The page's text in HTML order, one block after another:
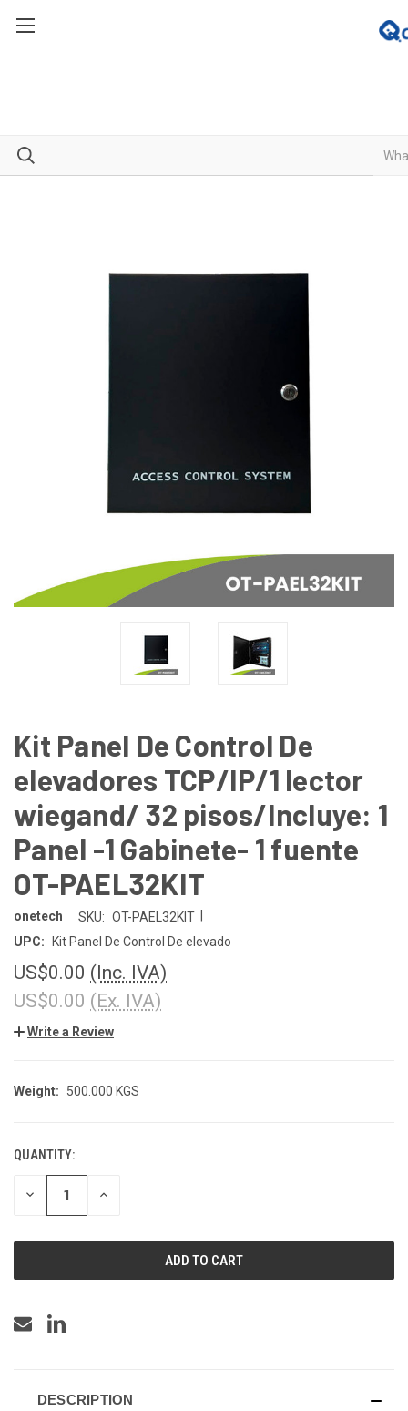
Kit Panel De Control De
elevadores TCP/IP/1 lector
wiegand/ 32 pisos/Incluye: 1
Panel -1 Gabinete- 1 fuente
OT-PAEL32KIT
onetech SKU: OT-PAEL32KIT
UPC:
Kit Panel De Control De elevado
US$0.00 (Inc. IVA)
US$0.00 (Ex. IVA)
Write a Review
Weight: 500.000 KGS
CURRENT
STOCK:
QUANTITY:
DECREASE INCREASE
DESCRIPTION